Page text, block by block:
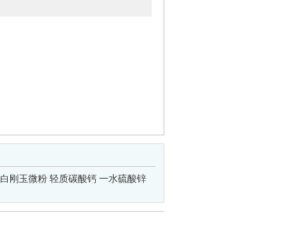
白刚玉微粉 轻质碳酸钙 一水硫酸锌